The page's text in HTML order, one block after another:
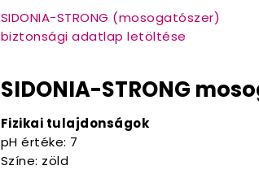
SIDONIA-STRONG (mosogatószer)
biztonsági adatlap letöltése
SIDONIA-STRONG
Fizikai tulajdonságok
pH értéke: 7
Színe: zöld